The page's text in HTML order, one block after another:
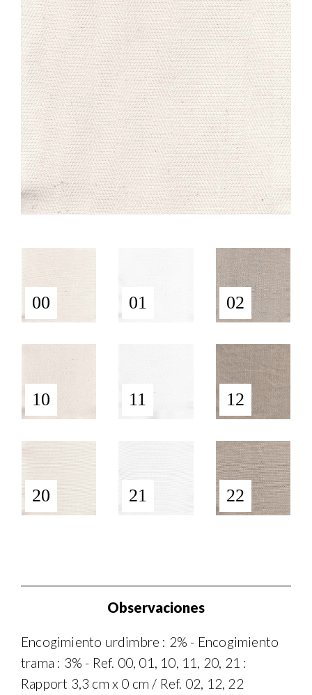
00 01 02
10 11 12
20 21 22
Observaciones
Encogimiento urdimbre : 2% - Encogimiento
trama : 3% - Ref. 00, 01, 10, 11, 20, 21 :
Rapport 3,3 cm x 0 cm / Ref. 02, 12, 22